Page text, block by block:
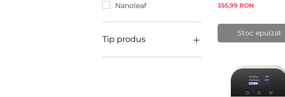
Nanoleaf
Tip produs
Senzori
Preț
355,99 RON
Stoc epuizat